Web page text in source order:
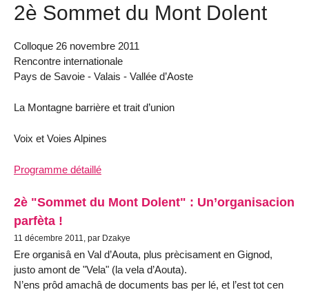
2è Sommet du Mont Dolent
Colloque 26 novembre 2011
Rencontre internationale
Pays de Savoie - Valais - Vallée d’Aoste
La Montagne barrière et trait d’union
Voix et Voies Alpines
Programme détaillé
2è "Sommet du Mont Dolent" : Un’organisacion
parfèta !
11 décembre 2011, par Dzakye
Ere organisâ en Val d’Aouta, plus prècisament en Gignod,
justo amont de "Vela" (la vela d’Aouta).
N’ens prôd amachâ de documents bas per lé, et l’est tot cen